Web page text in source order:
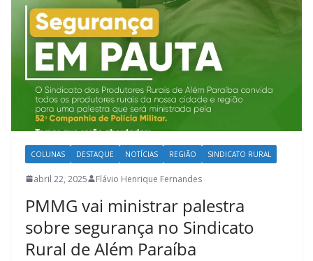
COLUNAS DESTAQUE NOTÍCIAS REGIÃO SINDICATO RURAL
abril 22, 2025 Flávio Henrique Fernandes
PMMG vai ministrar palestra
sobre segurança no Sindicato
Rural de Além Paraíba